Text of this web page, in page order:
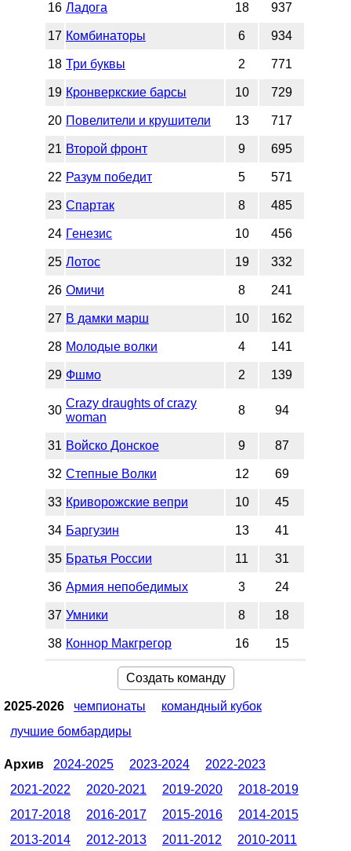
16 Ладога 18 937
17 Комбинаторы 6 934
18 Три буквы 2 771
19 Кронверкские барсы 10 729
20 Повелители и крушители 13 717
21 Второй фронт 9 695
22 Разум победит 5 571
23 Спартак 8 485
24 Генезис 10 456
25 Лотос 19 332
26 Омичи 8 241
27 В дамки марш 10 162
28 Молодые волки 4 141
29 Фшмо 2 139
30
Crazy draughts of crazy
woman
8 94
31 Войско Донское 9 87
32 Степные Волки 12 69
33 Криворожские вепри 10 45
34 Баргузин 13 41
35 Братья России 11 31
36 Армия непобедимых 3 24
37 Умники 8 18
38 Коннор Макгрегор 16 15
Создать команду
2025-2026 чемпионаты
командный кубок
лучшие бомбардиры
Архив 2024-2025 2023-2024
2022-2023
2021-2022
2020-2021 2019-2020
2018-2019
2017-2018
2016-2017 2015-2016
2014-2015
2013-2014
2012-2013 2011-2012 2010-2011